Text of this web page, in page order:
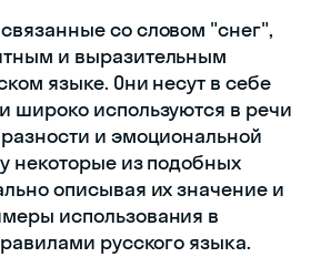
со словом "снег",
и выразительным
языке. Они несут в себе
широко используются в речи
и эмоциональной
некоторые из подобных
описывая их значение и
использования в
русского языка.